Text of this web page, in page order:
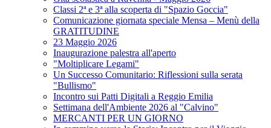
Classi 2ª e 3ª alla scoperta di "Spazio Goccia"
Comunicazione giornata speciale Mensa – Menù della
GRATITUDINE
23 Maggio 2026
Inaugurazione palestra all'aperto
"Moltiplicare Legami"
Un Successo Comunitario: Riflessioni sulla serata
"Bullismo"
Incontro sui Patti Digitali a Reggio Emilia
Settimana dell'Ambiente 2026 al "Calvino"
MERCANTI PER UN GIORNO